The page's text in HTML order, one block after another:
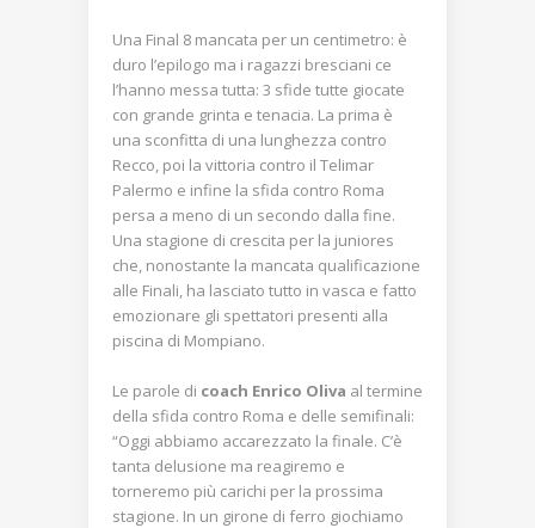
Una Final 8 mancata per un centimetro: è
duro l’epilogo ma i ragazzi bresciani ce
l’hanno messa tutta: 3 sfide tutte giocate
con grande grinta e tenacia. La prima è
una sconfitta di una lunghezza contro
Recco, poi la vittoria contro il Telimar
Palermo e infine la sfida contro Roma
persa a meno di un secondo dalla fine.
Una stagione di crescita per la juniores
che, nonostante la mancata qualificazione
alle Finali, ha lasciato tutto in vasca e fatto
emozionare gli spettatori presenti alla
piscina di Mompiano.
Le parole di coach Enrico Oliva al termine
della sfida contro Roma e delle semifinali:
“Oggi abbiamo accarezzato la finale. C’è
tanta delusione ma reagiremo e
torneremo più carichi per la prossima
stagione. In un girone di ferro giochiamo